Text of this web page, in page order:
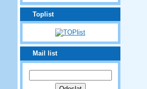
Toplist
Mail list